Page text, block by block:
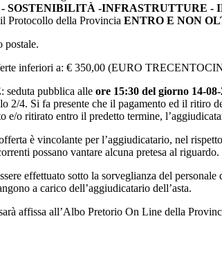
SOSTENIBILITÀ -INFRASTRUTTURE -
Protocollo della Provincia ENTRO E NON
postale.
inferiori a: € 350,00 (EURO
: seduta pubblica alle ore 15:30 del giorno 14-
2/4. Si fa presente che il pagamento ed il ritiro
e/o ritirato entro il predetto termine,
è vincolante per l’aggiudicatario, nel
possano vantare alcuna pretesa al
effettuato sotto la sorveglianza del
a carico dell’aggiudicatario dell’asta.
affissa all’Albo Pretorio On Line della